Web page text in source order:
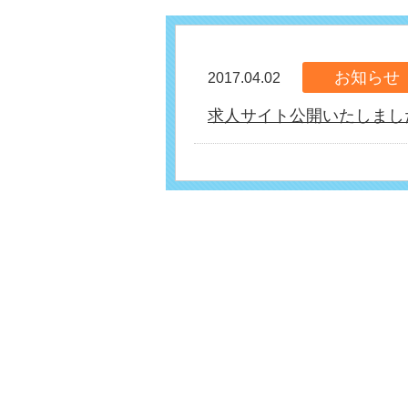
2017.04.02 お知らせ
求人サイト公開いたしまし